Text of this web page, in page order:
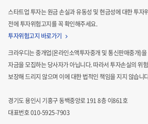
당사는 향후 2년 내 자기센서 제품에
승인 및 제품군 확대를 위하여 양산공
승인을 득하지 못하는 경우 목표한
움을 겪을 수 있습니다.
[기타위험]
스타트업 투자는 원금 손실과 유동성 및 현금성에 대한 투자
전에 투자위험고지를 꼭 확인해주세요.
투자위험고지 바로가기
크라우디는 중개업(온라인소액투자중개 및 통신판매중개)
자금을 모집하는당사자가 아닙니다. 따라서 투자손실의 위
보장해 드리지 않으며 이에 대한 법적인 책임을 지지 않습니
경기도 용인시 기흥구 동백중앙로 191 8층 이861호
대표번호 010-5925-7903